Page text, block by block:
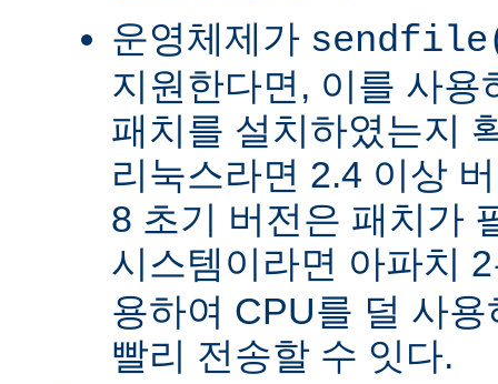
운영체제가
지원한다면, 이를 사용
패치를 설치하였는지
리눅스라면 2.4 이상
8 초기 버전은 패치가
시스템이라면 아파치
용하여 CPU를 덜 사
빨리 전송할 수 잇다.